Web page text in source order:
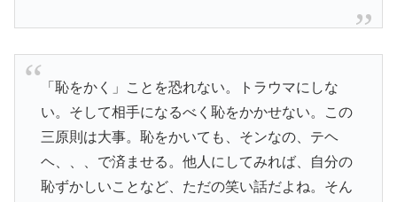
「恥をかく」ことを恐れない。トラウマにしな
い。そして相手になるべく恥をかかせない。この
三原則は大事。恥をかいても、そンなの、テヘ
ヘ、、、で済ませる。他人にしてみれば、自分の
恥ずかしいことなど、ただの笑い話だよね。そん